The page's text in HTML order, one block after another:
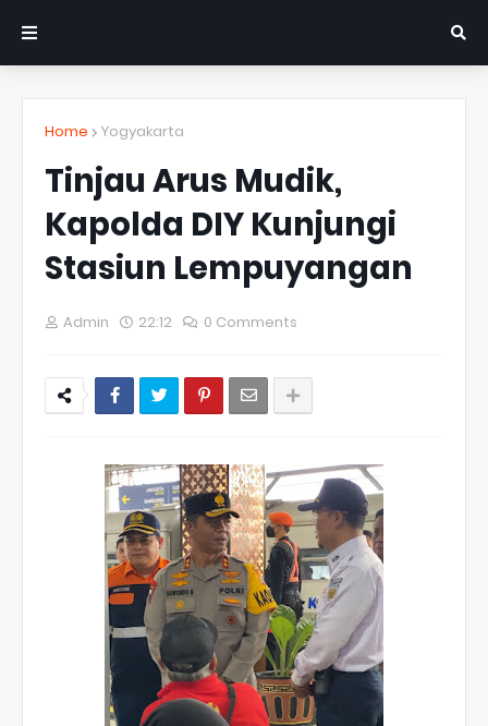
Home Yogyakarta
Tinjau Arus Mudik,
Kapolda DIY Kunjungi
Stasiun Lempuyangan
Admin 22:12 0 Comments